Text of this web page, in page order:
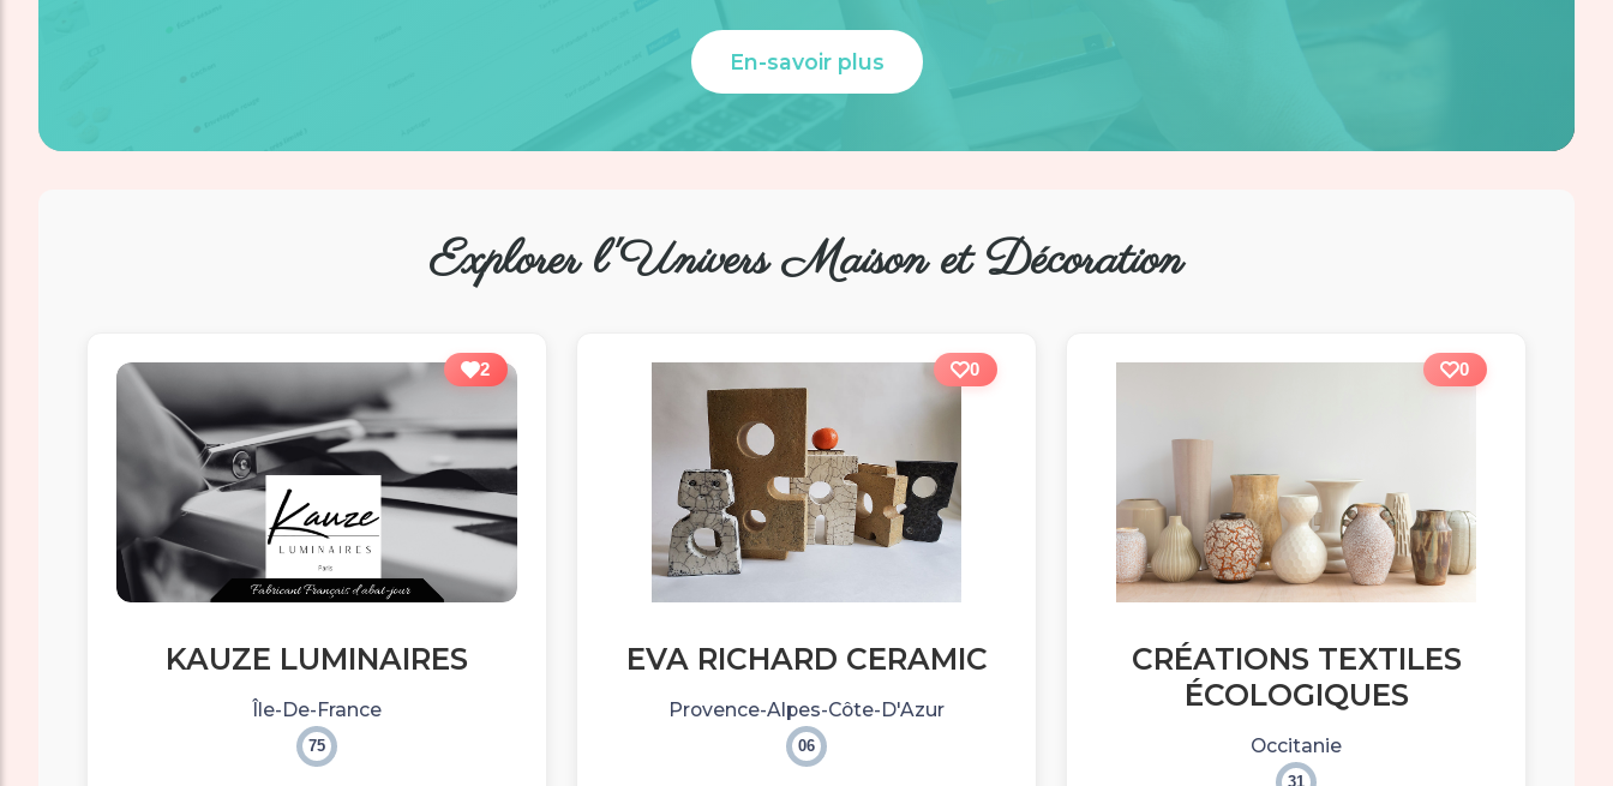
En-savoir plus
Explorer l'Univers Maison et Décoration
2
KAUZE LUMINAIRES
Île-De-France
75
0
EVA RICHARD CERAMIC
Provence-Alpes-Côte-D'Azur
06
0
CRÉATIONS TEXTILES
ÉCOLOGIQUES
Occitanie
31